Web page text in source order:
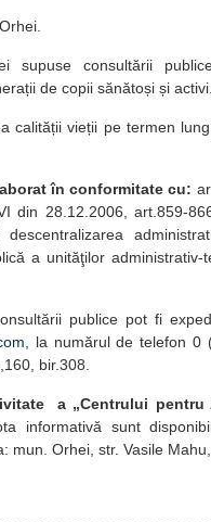
consultării
de copii sănătoși și activi.
calității vieții pe termen
în conformitate cu:
din 28.12.2006, art.859-
a unităţilor administrativ-
publice pot fi
, la numărul de telefon 0
bir.308.
a „Centrului pentru
informativă sunt
mun. Orhei, str. Vasile